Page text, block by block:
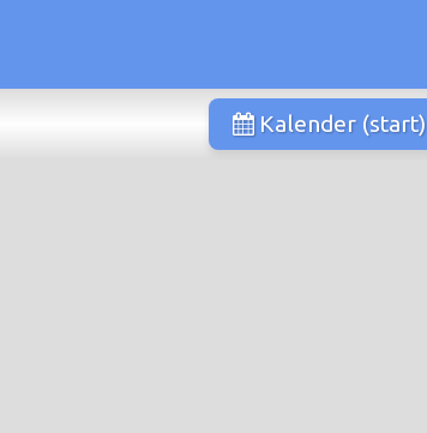
Kalender (start)